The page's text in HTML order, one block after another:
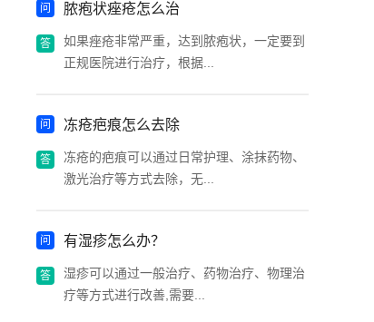
脓疱状痤疮怎么治
如果痤疮非常严重，达到脓疱状，一定要到
正规医院进行治疗，根据...
冻疮疤痕怎么去除
冻疮的疤痕可以通过日常护理、涂抹药物、
激光治疗等方式去除，无...
有湿疹怎么办？
湿疹可以通过一般治疗、药物治疗、物理治
疗等方式进行改善,需要...